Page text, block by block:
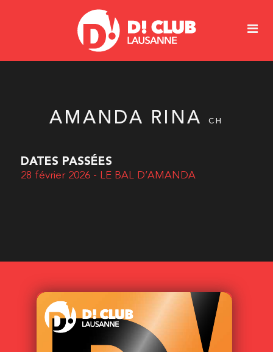
AMANDA RINA CH
DATES PASSÉES
28 février 2026 - LE BAL D’AMANDA